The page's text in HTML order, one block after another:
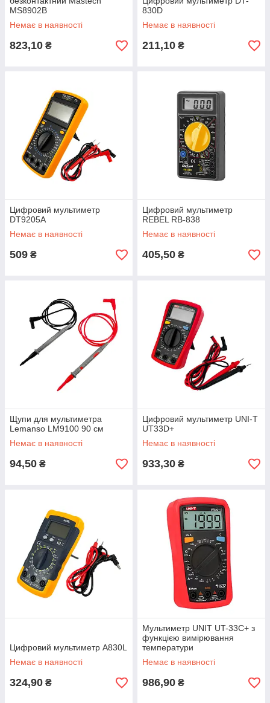
MS8902B
Немає в наявності
823,10 ₴
830D
Немає в наявності
211,10 ₴
Цифровий мультиметр
DT9205A
Немає в наявності
509 ₴
Цифровий мультиметр
REBEL RB-838
Немає в наявності
405,50 ₴
Щупи для мультиметра
Lemanso LM9100 90 см
Немає в наявності
94,50 ₴
Цифровий мультиметр UNI-T
UT33D+
Немає в наявності
933,30 ₴
Цифровий мультиметр A830L
Немає в наявності
324,90 ₴
Мультиметр UNIT UT-33C+ з
функцією вимірювання
температури
Немає в наявності
986,90 ₴